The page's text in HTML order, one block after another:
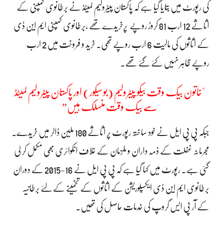
کی رپورٹ میں بتایا گیا ہے کہ پاکستان پیٹرولیم لمیٹڈ نے برطانوی کمپنی کے
اثاثے 12 ارب 81 کروڑ روپے پرخریدے تھے ،برطانوی کمپنی ایم این ڈی
کے اثاثوں کی مالیت 6 ارب روپے تھی۔ خرید و فروخت میں 2 ارب
روپے ظاہر نہیں کئے گئے تھے۔
"خاتون بیک وقت بیکو پیٹرولیم (بوسیکور) اور پاکستان پیٹرولیم لمیٹڈ
سے بیک وقت منسلک ہیں”
جبکہ پی پی ایل نے خود ساختہ رپورٹ پر اثاثے 180 ملین ڈالر میں خریدے۔
مجرمانہ غفلت کے ذمہ داران و ملزمان کے خلاف انکوائری بھی مکمل کر لی
گئی ہے۔ رپورٹ میں کہا گیا ہے کہ پی پی ایل نے 16-2015 کے دوران
برطانوی ایم این ڈی ایکسپلوریشن کے اثاثوں کے تخمینے کے لئے برطانیہ
کے آر پی ایس گروپ کی خدمات حاصل کی تھیں۔